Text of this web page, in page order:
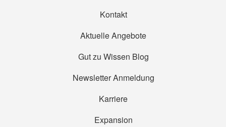
Kontakt
Aktuelle Angebote
Gut zu Wissen Blog
Newsletter Anmeldung
Karriere
Expansion